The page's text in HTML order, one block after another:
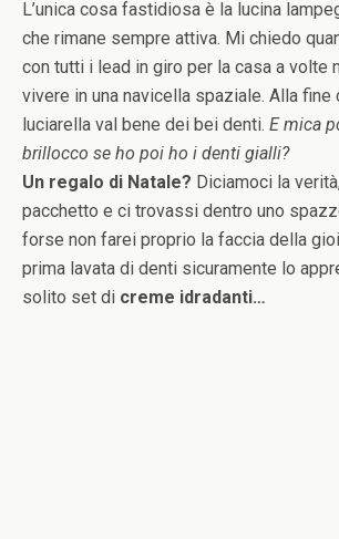
L’unica cosa fastidiosa è la lucina
che rimane sempre attiva. Mi chiedo
con tutti i lead in giro per la casa a volte
vivere in una navicella spaziale. Alla fine
luciarella val bene dei bei denti. E mica
brillocco se ho poi ho i denti gialli?
Un regalo di Natale? Diciamoci la
pacchetto e ci trovassi dentro uno
forse non farei proprio la faccia della
prima lavata di denti sicuramente lo
solito set di creme idradanti…